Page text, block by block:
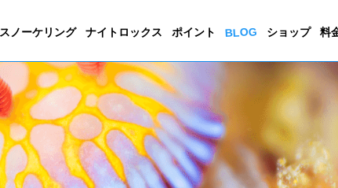
ノーケリング ナイトロックス ポイント BLOG ショップ 料